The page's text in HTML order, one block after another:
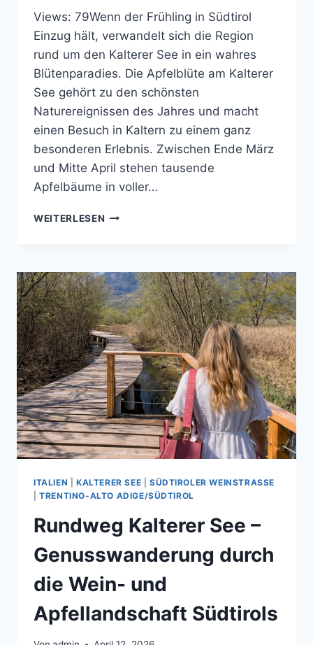
Views: 79Wenn der Frühling in Südtirol
Einzug hält, verwandelt sich die Region
rund um den Kalterer See in ein wahres
Blütenparadies. Die Apfelblüte am Kalterer
See gehört zu den schönsten
Naturereignissen des Jahres und macht
einen Besuch in Kaltern zu einem ganz
besonderen Erlebnis. Zwischen Ende März
und Mitte April stehen tausende
Apfelbäume in voller…
WEITERLESEN APFELBLÜTE
–
FRÜHLING
IN
SÜDTIROL
ERLEBEN
ITALIEN KALTERER SEE
SÜDTIROLER WEINSTRASSE
|TRENTINO-ALTO ADIGE/SÜDTIROL
Rundweg Kalterer See –
Genusswanderung durch
die Wein- und
Apfellandschaft Südtirols